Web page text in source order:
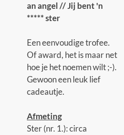
an angel // Jij bent 'n
***** ster
Een eenvoudige trofee.
Of award, het is maar net
hoe je het noemen wilt ;-).
Gewoon een leuk lief
cadeautje.
Afmeting
Ster (nr. 1.): circa